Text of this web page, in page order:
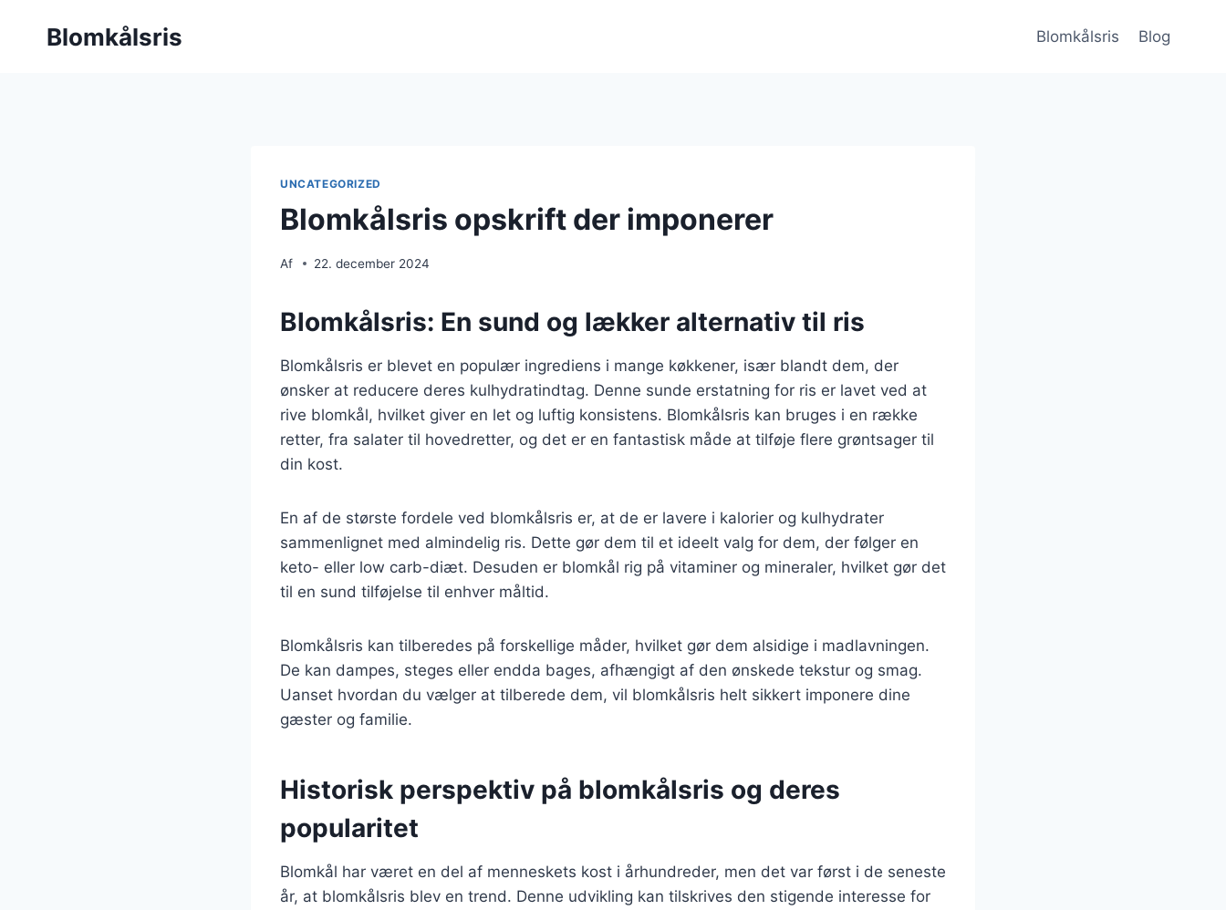
Blomkålsris Blomkålsris Blog
UNCATEGORIZED
Blomkålsris opskrift der imponerer
Af 22. december 2024
Blomkålsris: En sund og lækker alternativ til ris
Blomkålsris er blevet en populær ingrediens i mange køkkener, især blandt dem, der
ønsker at reducere deres kulhydratindtag. Denne sunde erstatning for ris er lavet ved at
rive blomkål, hvilket giver en let og luftig konsistens. Blomkålsris kan bruges i en række
retter, fra salater til hovedretter, og det er en fantastisk måde at tilføje flere grøntsager til
din kost.
En af de største fordele ved blomkålsris er, at de er lavere i kalorier og kulhydrater
sammenlignet med almindelig ris. Dette gør dem til et ideelt valg for dem, der følger en
keto- eller low carb-diæt. Desuden er blomkål rig på vitaminer og mineraler, hvilket gør det
til en sund tilføjelse til enhver måltid.
Blomkålsris kan tilberedes på forskellige måder, hvilket gør dem alsidige i madlavningen.
De kan dampes, steges eller endda bages, afhængigt af den ønskede tekstur og smag.
Uanset hvordan du vælger at tilberede dem, vil blomkålsris helt sikkert imponere dine
gæster og familie.
Historisk perspektiv på blomkålsris og deres
popularitet
Blomkål har været en del af menneskets kost i århundreder, men det var først i de seneste
år, at blomkålsris blev en trend. Denne udvikling kan tilskrives den stigende interesse for